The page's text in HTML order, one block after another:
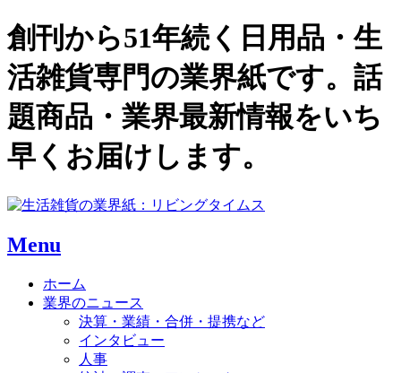
創刊から51年続く日用品・生
活雑貨専門の業界紙です。話
題商品・業界最新情報をいち
早くお届けします。
Menu
ホーム
業界のニュース
決算・業績・合併・提携など
インタビュー
人事